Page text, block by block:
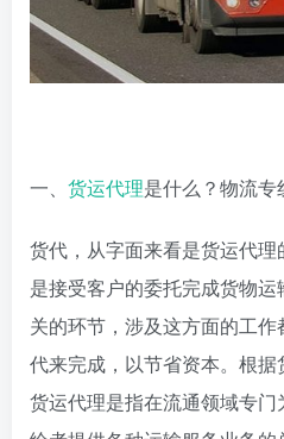
一、 货运代理是什么？物流专
货代，从字面来看是货运代
是接受客户的委托完成货物
关的环节，涉及这方面的工
代来完成，以节省资本。根据
货运代理是指在流通领域专